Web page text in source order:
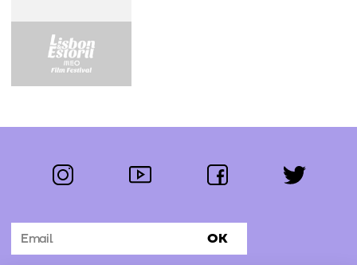
Segue-nos:
instagram youtube facebook twitter
Subscrever Newsletter OK